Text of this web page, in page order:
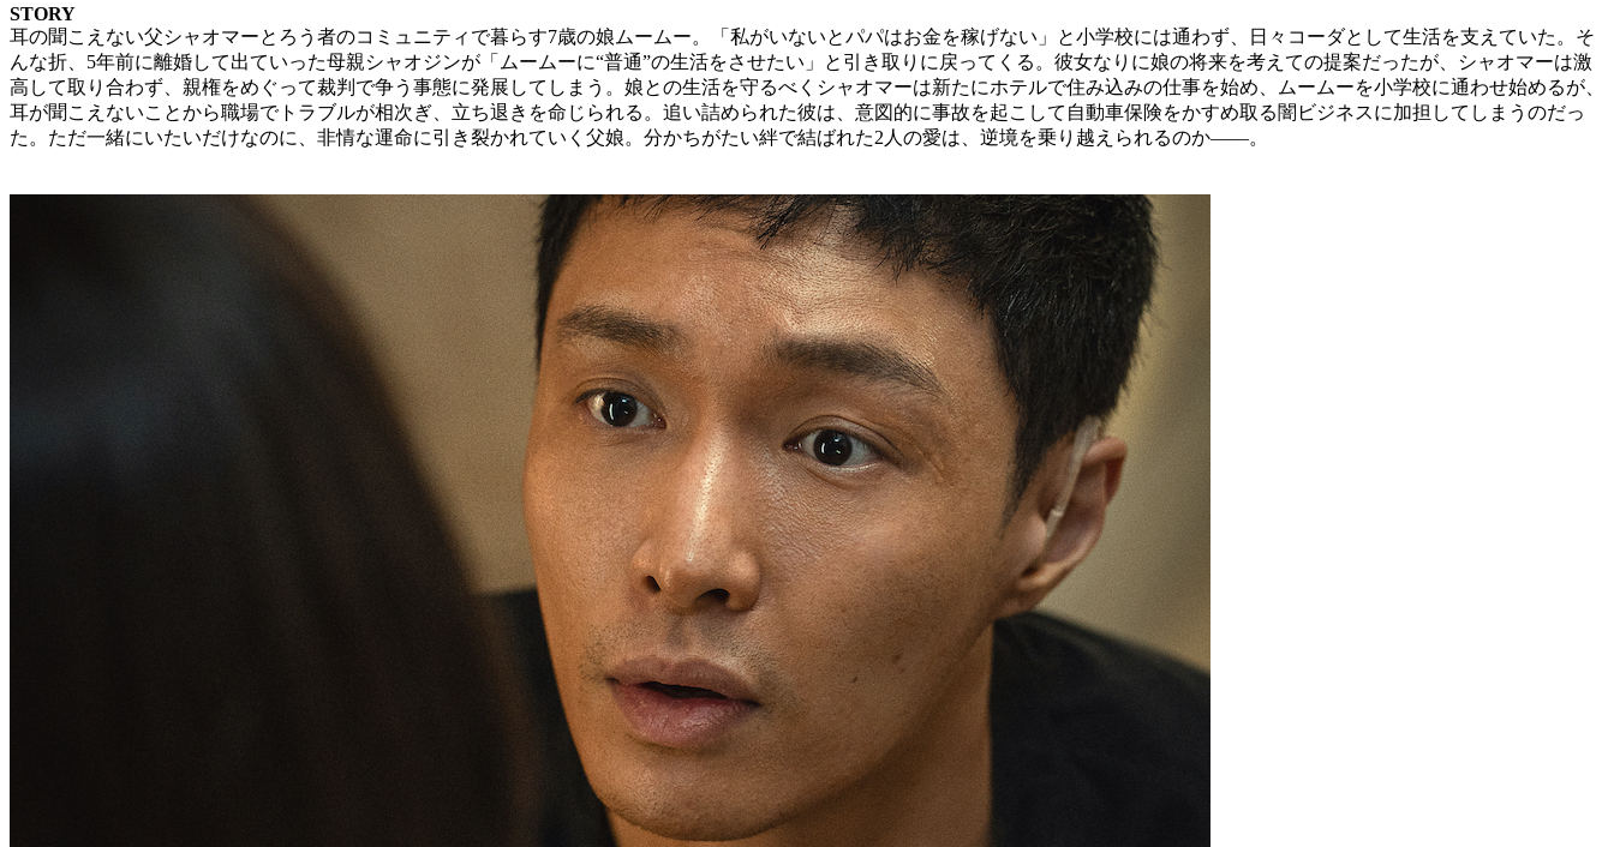
STORY
耳の聞こえない父シャオマーとろう者のコミュニティで暮らす7歳の娘ムームー。「私がいないとパパはお金を稼げない」と小学校には通わず、日々コーダとして生活を支えていた。そ
んな折、5年前に離婚して出ていった母親シャオジンが「ムームーに“普通”の生活をさせたい」と引き取りに戻ってくる。彼女なりに娘の将来を考えての提案だったが、シャオマーは激
高して取り合わず、親権をめぐって裁判で争う事態に発展してしまう。娘との生活を守るべくシャオマーは新たにホテルで住み込みの仕事を始め、ムームーを小学校に通わせ始めるが、
耳が聞こえないことから職場でトラブルが相次ぎ、立ち退きを命じられる。追い詰められた彼は、意図的に事故を起こして自動車保険をかすめ取る闇ビジネスに加担してしまうのだっ
た。ただ一緒にいたいだけなのに、非情な運命に引き裂かれていく父娘。分かちがたい絆で結ばれた2人の愛は、逆境を乗り越えられるのか――。